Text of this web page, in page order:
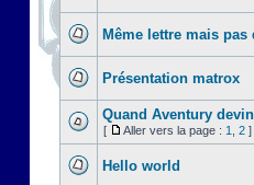
Même lettre mais
Présentation matrox
Quand Aventury
[ Aller vers la page : 1 2 ]
Hello world